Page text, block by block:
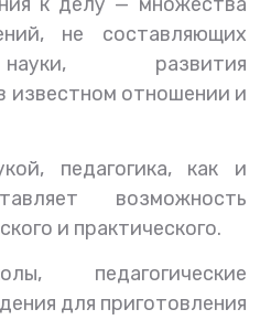
не составляющих
развития
известном отношении и
педагогика, как и
возможность
и практического.
педагогические
для приготовления